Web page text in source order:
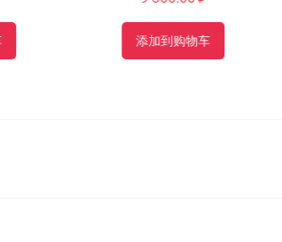
添加到购物车